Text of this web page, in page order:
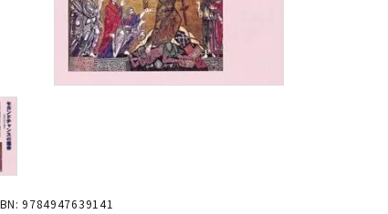
9784947639141